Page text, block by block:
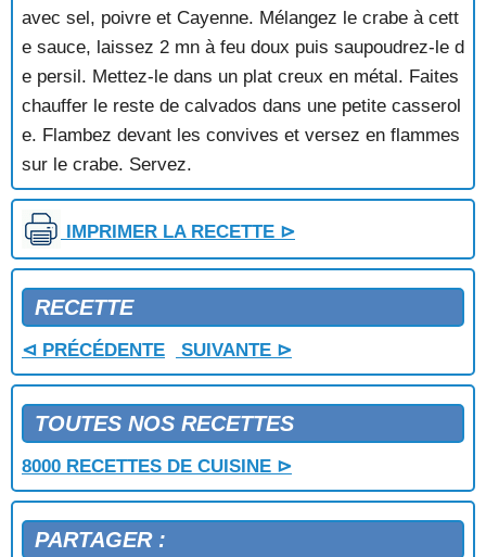
GAMBAS A L'HUILE PIMENTEE
GAMBAS AU CURRY ET A LA PAPAYE
GAMBAS FRITES
GAMBAS POELEES A LA MARJOLAINE
GRATIN DE FRUITS DE MER
GRATIN DE FRUITS DE MER AU COGNAC
GRATIN DE LANGOUSTINES
GRATIN DE MOULES
GRATIN DE MOULES A LA TOMATE
HOMARD A LA DIABLE
HOMARD A L'AMERICAINE
HOMARD A L'ARMORICAINE
HOMARD AU CHAMPAGNE
HOMARD AU WHISKY
HOMARD AU XERES
HOMARD AUX MORILLES
HOMARD AUX POMMES DE TERRE ET AU CAVIAR
HOMARD EN SALMIS
HOMARD GRILLE A L'ESTRAGON
HOMARD GRILLE SAUCE A LA CREME
avec sel, poivre et Cayenne. Mélangez le crabe à cett
e sauce, laissez 2 mn à feu doux puis saupoudrez-le d
e persil. Mettez-le dans un plat creux en métal. Faites
chauffer le reste de calvados dans une petite casserol
e. Flambez devant les convives et versez en flammes
sur le crabe. Servez.
IMPRIMER LA RECETTE ⊳
RECETTE
⊲ PRÉCÉDENTE SUIVANTE ⊳
TOUTES NOS RECETTES
8000 RECETTES DE CUISINE ⊳
PARTAGER :